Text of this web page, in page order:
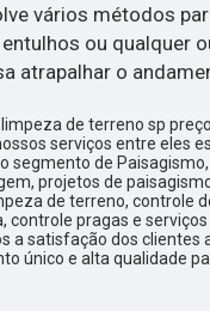
vários métodos
ou qualquer
atrapalhar o
limpeza de terreno sp
serviços entre eles
segmento de
projetos de
de terreno, controle
controle pragas e serviços
a satisfação dos clientes
único e alta qualidade